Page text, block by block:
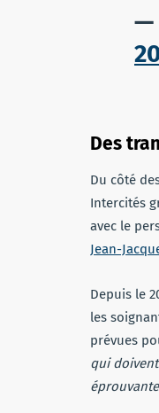
—
Des
Du côté
Intercités
avec le
Jean-
Depuis le
les
prévues
qui